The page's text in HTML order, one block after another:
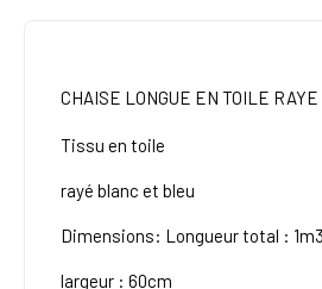
CHAISE LONGUE EN TOILE
Tissu en toile
rayé blanc et bleu
Dimensions: Longueur total :
largeur : 60cm